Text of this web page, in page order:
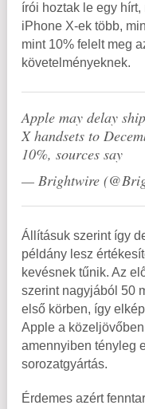
írói hoztak le egy
iPhone X-ek több,
mint 10% felelt meg
követelményeknek.
Apple may delay
X handsets to
10%, sources say
— Brightwire
Állításuk szerint így
példány lesz
kevésnek tűnik. Az
szerint nagyjából 50
első körben, így
Apple a
amennyiben tényleg
sorozatgyártás.
Érdemes azért